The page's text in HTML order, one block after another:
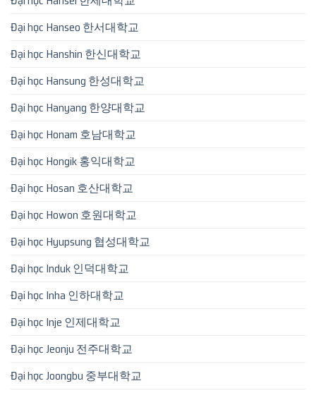
Đại học Hanseo 한서대학교
Đại học Hanshin 한신대학교
Đại học Hansung 한성대학교
Đại học Hanyang 한양대학교
Đại học Honam 호남대학교
Đại học Hongik 홍익대학교
Đại học Hosan 호산대학교
Đại học Howon 호원대학교
Đại học Hyupsung 협성대학교
Đại học Induk 인덕대학교
Đại học Inha 인하대학교
Đại học Inje 인제대학교
Đại học Jeonju 전주대학교
Đại học Joongbu 중부대학교